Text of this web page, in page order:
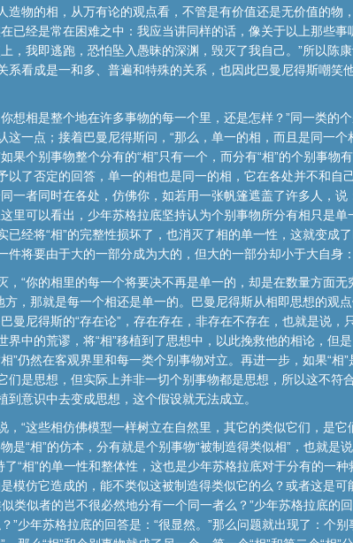
物的相，从万有论的观点看，不管是有价值还是无价值的物
已经是常在困难之中：我应当讲同样的话，像关于以上那些事
，我即逃跑，恐怕坠入愚昧的深渊，毁灭了我自己。”所以陈
看成是一和多、普遍和特殊的关系，也因此巴曼尼得斯嘲笑
想相是整个地在许多事物的每一个里，还是怎样？”同一类的
一点；接着巴曼尼得斯问，“那么，单一的相，而且是同一个
果个别事物整个分有的“相”只有一个，而分有“相”的个别事物
了否定的回答，单一的相也是同一的相，它在各处并不和自
一者同时在各处，仿佛你，如若用一张帆篷遮盖了许多人，说
里可以看出，少年苏格拉底坚持认为个别事物所分有相只是
经将“相”的完整性损坏了，也消灭了相的单一性，这就变成
将要由于大的一部分成为大的，但大的一部分却小于大自身
“你的相里的每一个将要决不再是单一的，却是在数量方面无
，那就是每一个相还是单一的。巴曼尼得斯从相即思想的观
曼尼得斯的“存在论”，存在存在，非存在不存在，也就是说，
中的荒谬，将“相”移植到了思想中，以此挽救他的相论，但
”仍然在客观界里和每一类个别事物对立。再进一步，如果“相
是思想，但实际上并非一切个别事物都是思想，所以这不符
意识中去变成思想，这个假设就无法成立。
“这些相仿佛模型一样树立在自然里，其它的类似它们，是
“相”的仿本，分有就是个别事物“被制造得类似相”，也就是
“相”的单一性和整体性，这也是少年苏格拉底对于分有的一
模仿它造成的，能不类似这被制造得类似它的么？或者这是
类似者的岂不很必然地分有一个同一者么？”少年苏格拉底的
少年苏格拉底的回答是：“很显然。”那么问题就出现了：个别